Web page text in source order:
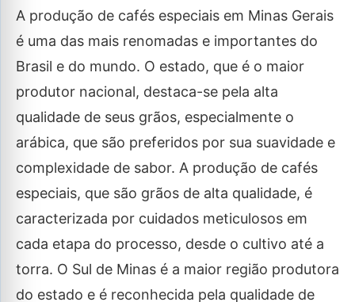
A produção de cafés especiais em Minas Gerais
é uma das mais renomadas e importantes do
Brasil e do mundo. O estado, que é o maior
produtor nacional, destaca-se pela alta
qualidade de seus grãos, especialmente o
arábica, que são preferidos por sua suavidade e
complexidade de sabor. A produção de cafés
especiais, que são grãos de alta qualidade, é
caracterizada por cuidados meticulosos em
cada etapa do processo, desde o cultivo até a
torra. O Sul de Minas é a maior região produtora
do estado e é reconhecida pela qualidade de